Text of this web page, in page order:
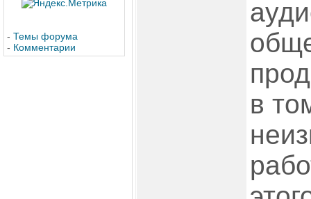
- Темы форума
- Комментарии
в